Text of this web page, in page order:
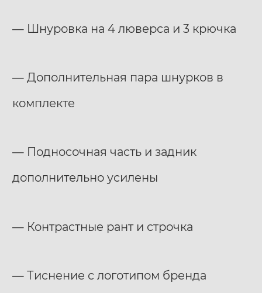
— Шнуровка на 4 люверса и 3 крючка
— Дополнительная пара шнурков в
комплекте
— Подносочная часть и задник
дополнительно усилены
— Контрастные рант и строчка
— Тиснение с логотипом бренда